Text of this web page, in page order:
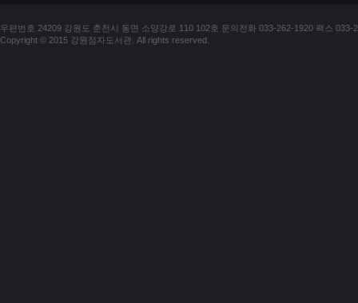
우편번호 24209 강원도 춘천시 동면 소양강로 110 102호 문의전화 033-262-1920 팩스 033-
Copyright © 2015 강원점자도서관. All rights reserved.